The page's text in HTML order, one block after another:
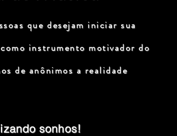
que desejam iniciar sua
instrumento motivador do
de anônimos a realidade
sonhos!